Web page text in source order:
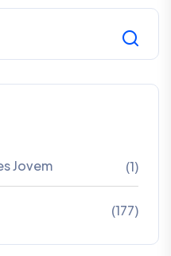
Jovem (1)
(177)